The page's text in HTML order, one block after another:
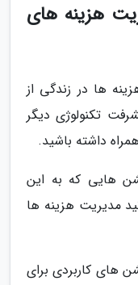
هزینه های
ها در زندگی از
تکنولوژی دیگر
داشته باشید.
هایی که به این
مدیریت هزینه ها
های کاربردی برای